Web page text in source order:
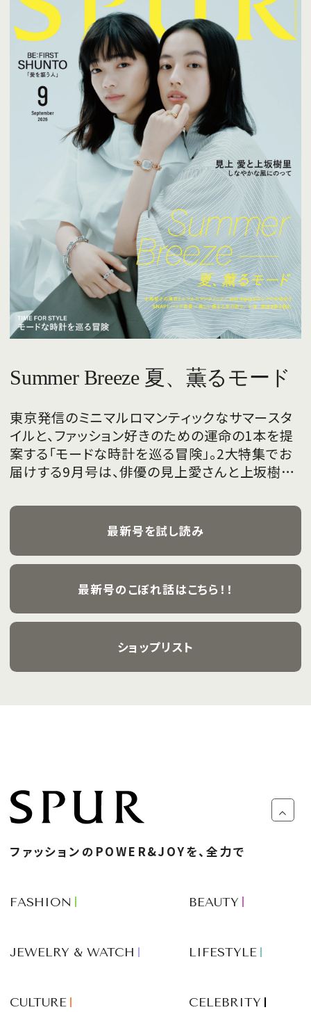
Summer Breeze 夏、薫るモード
東京発信のミニマルロマンティックなサマースタ
イルと、ファッション好きのための運命の1本を提
案する「モードな時計を巡る冒険」。2大特集でお
届けする9月号は、俳優の見上愛さんと上坂樹里
飾ります。
最新号を試し読み
最新号のこぼれ話はこちら！！
ショップリスト
ファッションのPOWER&JOYを、全力で
FASHION BEAUTY
JEWELRY & WATCH LIFESTYLE
CULTURE CELEBRITY